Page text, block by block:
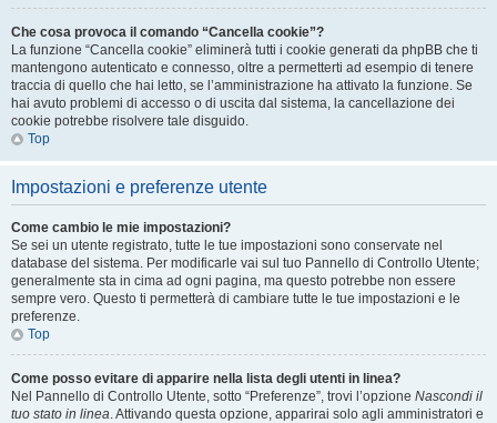
Che cosa provoca il comando “Cancella cookie”?
La funzione “Cancella cookie” eliminerà tutti i cookie generati da phpBB che ti
mantengono autenticato e connesso, oltre a permetterti ad esempio di tenere
traccia di quello che hai letto, se l’amministrazione ha attivato la funzione. Se
hai avuto problemi di accesso o di uscita dal sistema, la cancellazione dei
cookie potrebbe risolvere tale disguido.
Top
Impostazioni e preferenze utente
Come cambio le mie impostazioni?
Se sei un utente registrato, tutte le tue impostazioni sono conservate nel
database del sistema. Per modificarle vai sul tuo Pannello di Controllo Utente;
generalmente sta in cima ad ogni pagina, ma questo potrebbe non essere
sempre vero. Questo ti permetterà di cambiare tutte le tue impostazioni e le
preferenze.
Top
Come posso evitare di apparire nella lista degli utenti in linea?
Nel Pannello di Controllo Utente, sotto “Preferenze”, trovi l’opzione Nascondi il
tuo stato in linea. Attivando questa opzione, apparirai solo agli amministratori e